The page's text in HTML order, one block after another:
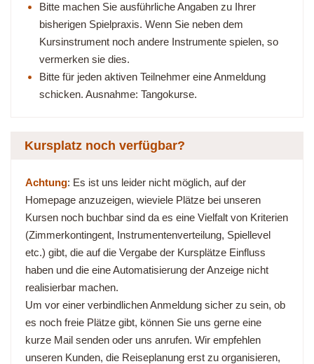
Bitte machen Sie ausführliche Angaben zu Ihrer
bisherigen Spielpraxis. Wenn Sie neben dem
Kursinstrument noch andere Instrumente spielen, so
vermerken sie dies.
Bitte für jeden aktiven Teilnehmer eine Anmeldung
schicken. Ausnahme: Tangokurse.
Kursplatz noch verfügbar?
Achtung: Es ist uns leider nicht möglich, auf der
Homepage anzuzeigen, wieviele Plätze bei unseren
Kursen noch buchbar sind da es eine Vielfalt von Kriterien
(Zimmerkontingent, Instrumentenverteilung, Spiellevel
etc.) gibt, die auf die Vergabe der Kursplätze Einfluss
haben und die eine Automatisierung der Anzeige nicht
realisierbar machen.
Um vor einer verbindlichen Anmeldung sicher zu sein, ob
es noch freie Plätze gibt, können Sie uns gerne eine
kurze Mail senden oder uns anrufen. Wir empfehlen
unseren Kunden, die Reiseplanung erst zu organisieren,